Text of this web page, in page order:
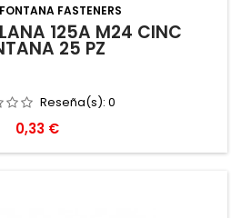
FONTANA FASTENERS
125A M24 CINC
25 PZ
Reseña(s): 0
Precio
0,33 €